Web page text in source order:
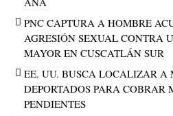
PNC CAPTURA A HOMBRE
AGRESIÓN SEXUAL CONTRA
MAYOR EN CUSCATLÁN SUR
EE. UU. BUSCA LOCALIZAR A
DEPORTADOS PARA COBRAR
PENDIENTES